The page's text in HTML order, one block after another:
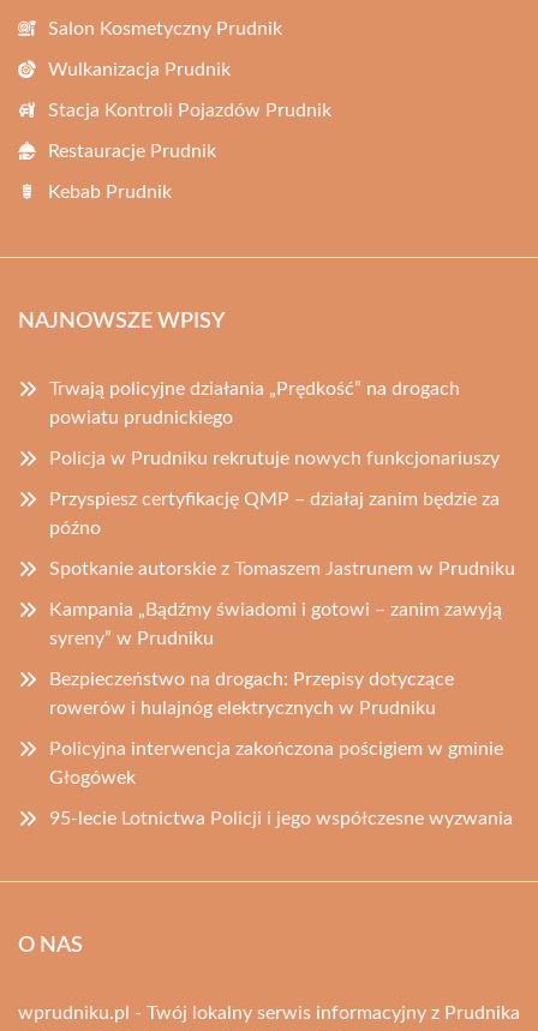
Salon Kosmetyczny Prudnik
Wulkanizacja Prudnik
Stacja Kontroli Pojazdów Prudnik
Restauracje Prudnik
Kebab Prudnik
NAJNOWSZE WPISY
Trwają policyjne działania „Prędkość” na drogach
powiatu prudnickiego
Policja w Prudniku rekrutuje nowych funkcjonariuszy
Przyspiesz certyfikację QMP – działaj zanim będzie za
późno
Spotkanie autorskie z Tomaszem Jastrunem w Prudniku
Kampania „Bądźmy świadomi i gotowi – zanim zawyją
syreny” w Prudniku
Bezpieczeństwo na drogach: Przepisy dotyczące
rowerów i hulajnóg elektrycznych w Prudniku
Policyjna interwencja zakończona pościgiem w gminie
Głogówek
95-lecie Lotnictwa Policji i jego współczesne wyzwania
O NAS
wprudniku.pl - Twój lokalny serwis informacyjny z Prudnika